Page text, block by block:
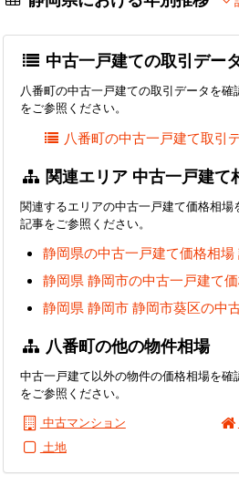
中古一戸建ての取引デー
八番町の中古一戸建ての取引データを
をご参照ください。
八番町の中古一戸建て取引
関連エリア 中古一戸建て
関連するエリアの中古一戸建て価格相
記事をご参照ください。
静岡県の中古一戸建て価格相場
静岡県 静岡市の中古一戸建て
静岡県 静岡市 静岡市葵区の中
八番町の他の物件相場
中古一戸建て以外の物件の価格相場を
をご参照ください。
中古マンション
土地